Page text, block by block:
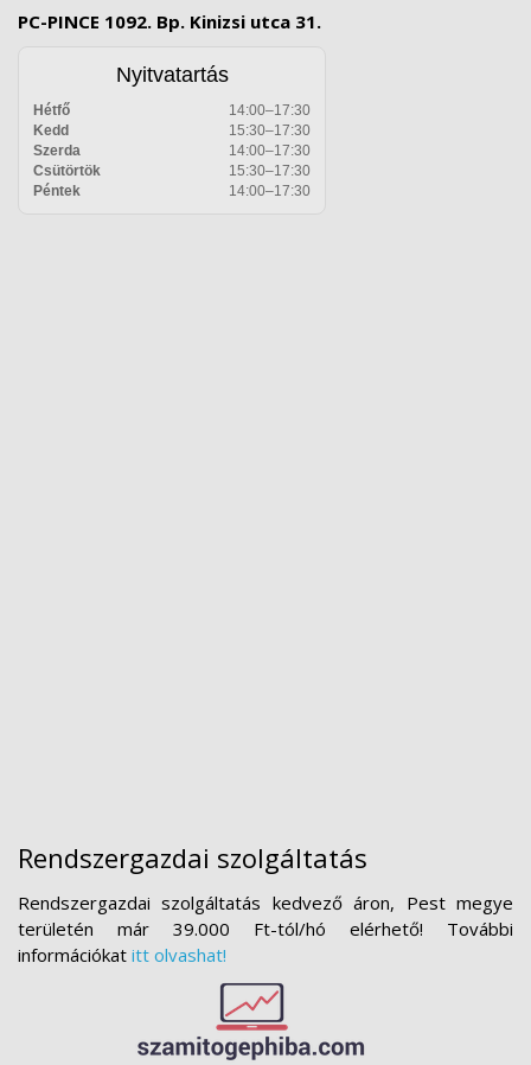
PC-PINCE 1092. Bp. Kinizsi utca 31.
Nyitvatartás
Hétfő
14:00–17:30
Kedd
15:30–17:30
Szerda
14:00–17:30
Csütörtök
15:30–17:30
Péntek
14:00–17:30
Rendszergazdai szolgáltatás
Rendszergazdai szolgáltatás kedvező áron, Pest megye
területén már 39.000 Ft-tól/hó elérhető! További
információkat itt olvashat!